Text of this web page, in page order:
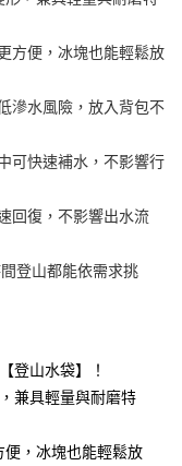
銀行
商業銀行
銀行
商業銀行
灣）商業銀行
付方式。 讓您購物簡單
至「AFTEE先享後付」
帳。
結，可透過四大超商／
方便，冰塊也能輕鬆放
滲水風險，放入背包不
可快速補水，不影響行
回復，不影響出水流
登山都能依需求挑
登山水袋】！
兼具輕量與耐磨特
便，冰塊也能輕鬆放